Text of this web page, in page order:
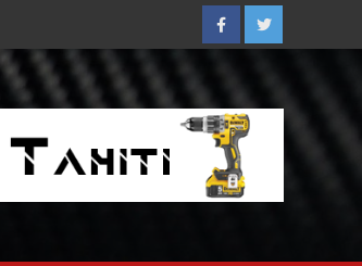
FacebookTwitter